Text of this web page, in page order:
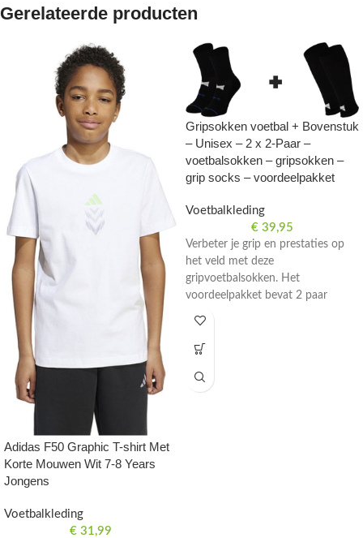
Gerelateerde producten
Adidas F50 Graphic T-shirt Met
Korte Mouwen Wit 7-8 Years
Jongens
Voetbalkleding
€ 31,99
Gripsokken voetbal + Bovenstuk
– Unisex – 2 x 2-Paar –
voetbalsokken – gripsokken –
grip socks – voordeelpakket
Voetbalkleding
€ 39,95
Verbeter je grip en prestaties op
het veld met deze
gripvoetbalsokken. Het
voordeelpakket bevat 2 paar
Perfect voor voetbaltraining en